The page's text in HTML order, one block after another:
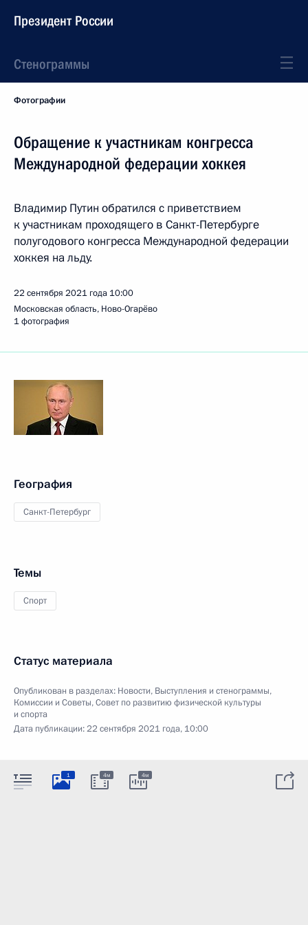
Президент России
Стенограммы
Фотографии
Обращение к участникам конгресса
Международной федерации хоккея
Владимир Путин обратился с приветствием
к участникам проходящего в Санкт-Петербурге
полугодового конгресса Международной федерации
хоккея на льду.
22 сентября 2021 года 10:00
Московская область, Ново-Огарёво
1 фотография
География
Санкт-Петербург
Темы
Спорт
Статус материала
Опубликован в разделах: Новости, Выступления и стенограммы,
Комиссии и Советы,Совет по развитию физической культуры
и спорта
Дата публикации:22 сентября 2021 года, 10:00
1 4м 4м